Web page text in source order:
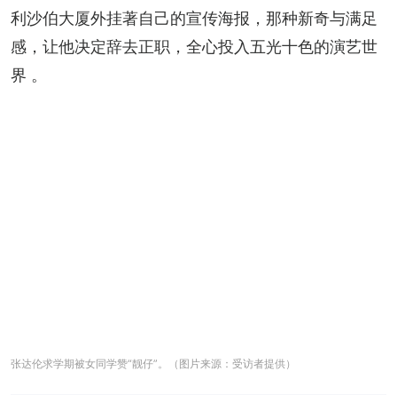
利沙伯大厦外挂著自己的宣传海报，那种新奇与满足
感，让他决定辞去正职，全心投入五光十色的演艺世
界 。
张达伦求学期被女同学赞“靓仔”。（图片来源：受访者提供）